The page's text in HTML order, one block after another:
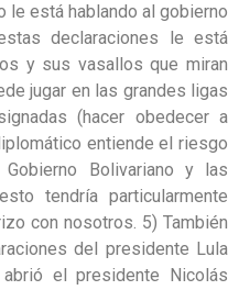
le está hablando al gobierno
declaraciones le está
y sus vasallos que miran
jugar en las grandes ligas
(hacer obedecer a
entiende el riesgo
Bolivariano y las
tendría particularmente
con nosotros. 5) También
del presidente Lula
el presidente Nicolás